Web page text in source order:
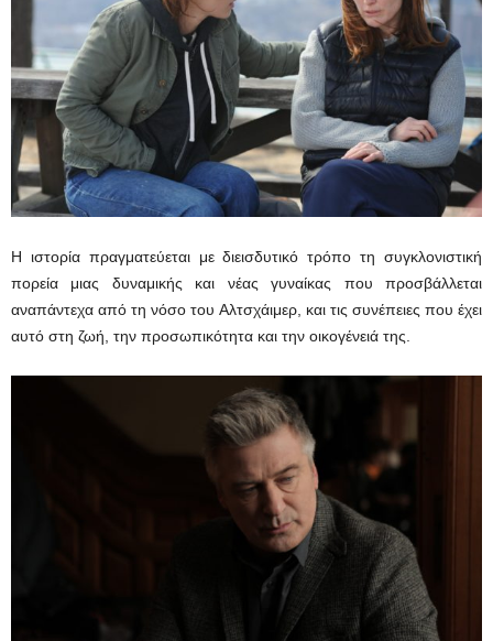
Η ιστορία πραγματεύεται με διεισδυτικό τρόπο τη συγκλονιστική
πορεία μιας δυναμικής και νέας γυναίκας που προσβάλλεται
αναπάντεχα από τη νόσο του Αλτσχάιμερ, και τις συνέπειες που έχει
αυτό στη ζωή, την προσωπικότητα και την οικογένειά της.